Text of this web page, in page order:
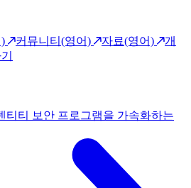
커뮤니티(영어) 자료(영어)
개
티티 보안 프로그램을 가속화하는